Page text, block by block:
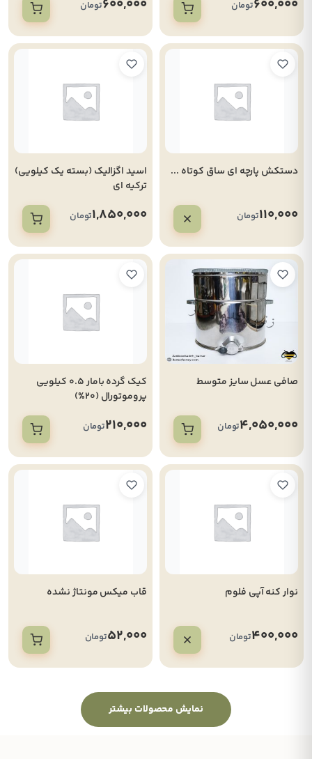
600,000تومان 600,000تومان
دستکش پارچه ای ساق کوتاه ...
110,000تومان
اسید اگزالیک (بسته یک کیلویی)
ترکیه ای
1,850,000تومان
صافی عسل سایز متوسط
4,050,000تومان
کیک گرده بامار 0.5 کیلویی
پروموتورال (20%)
210,000تومان
نوار کنه آپی فلوم
400,000تومان
قاب میکس مونتاژ نشده
52,000تومان
نمایش محصولات بیشتر